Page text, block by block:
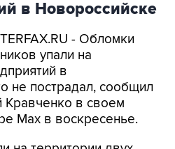
- Обломки
в
не пострадал, сообщил
в своем
Max в воскресенье.
на территории двух